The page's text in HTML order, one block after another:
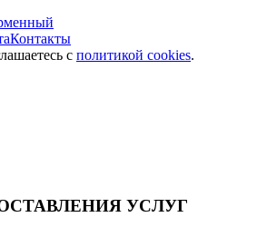
Контакты
с политикой cookies.
УСЛУГ